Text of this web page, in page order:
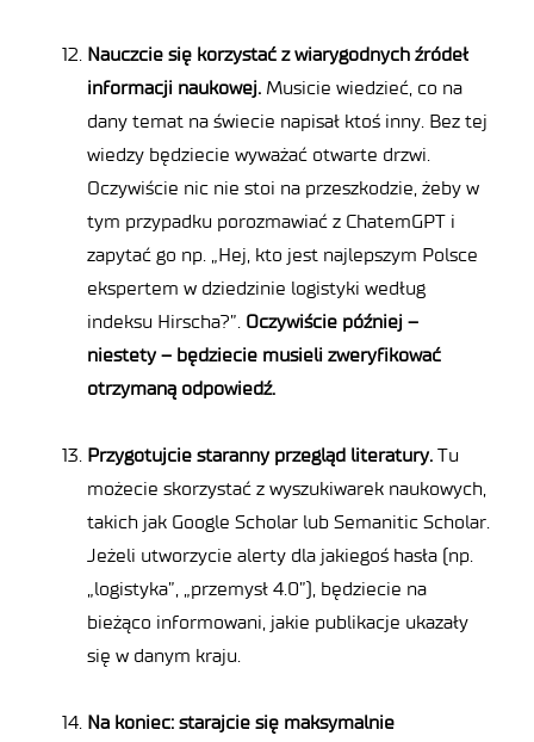
Nauczcie się korzystać z wiarygodnych źródeł
informacji naukowej. Musicie wiedzieć, co na
dany temat na świecie napisał ktoś inny. Bez tej
wiedzy będziecie wyważać otwarte drzwi.
Oczywiście nic nie stoi na przeszkodzie, żeby w
tym przypadku porozmawiać z ChatemGPT i
zapytać go np. „Hej, kto jest najlepszym Polsce
ekspertem w dziedzinie logistyki według
indeksu Hirscha?”. Oczywiście później –
niestety – będziecie musieli zweryfikować
otrzymaną odpowiedź.
Przygotujcie staranny przegląd literatury. Tu
możecie skorzystać z wyszukiwarek naukowych,
takich jak Google Scholar lub Semanitic Scholar.
Jeżeli utworzycie alerty dla jakiegoś hasła (np.
„logistyka”, „przemysł 4.0”), będziecie na
bieżąco informowani, jakie publikacje ukazały
się w danym kraju.
Na koniec: starajcie się maksymalnie